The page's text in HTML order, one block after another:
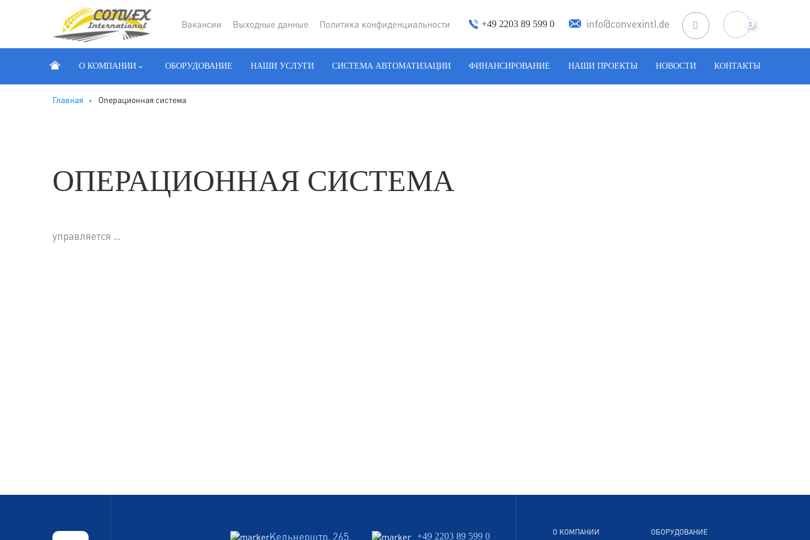
Вакансии Выходные данные Политика конфиденциальности +49 2203 89 599 0 info@convexintl.de Искать:
О КОМПАНИИ ОБОРУДОВАНИЕ НАШИ УСЛУГИ СИСТЕМА АВТОМАТИЗАЦИИ ФИНАНСИРОВАНИЕ НАШИ ПРОЕКТЫ НОВОСТИ КОНТАКТЫ
Главная Операционная система
ОПЕРАЦИОННАЯ СИСТЕМА
управляется ...
О КОМПАНИИ ОБОРУДОВАНИЕ
Кельнерштр. 265, +49 2203 89 599 0